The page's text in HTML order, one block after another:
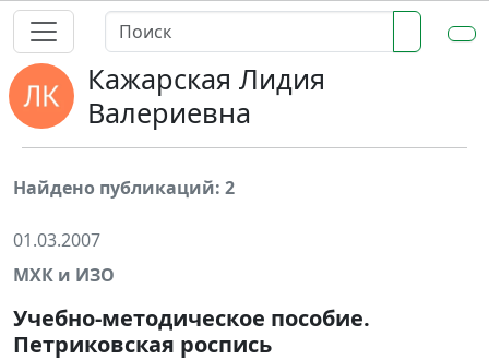
Кажарская Лидия
Валериевна
Найдено публикаций: 2
01.03.2007
МХК и ИЗО
Учебно-методическое пособие.
Петриковская роспись